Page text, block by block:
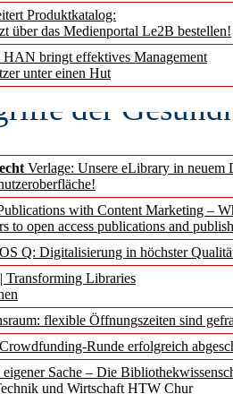
Produktkatalog:
über das Medienportal Le2B bestellen!
HAN bringt effektives Management
unter einen Hut
Verlage: Unsere eLibrary in neuem
with Content Marketing –
to open access publications and
Q: Digitalisierung in höchster
Transforming Libraries
flexible Öffnungszeiten sind
Runde erfolgreich
Sache – Die
und Wirtschaft HTW Chur
Intelligenz
verstehen
der
erscheinen